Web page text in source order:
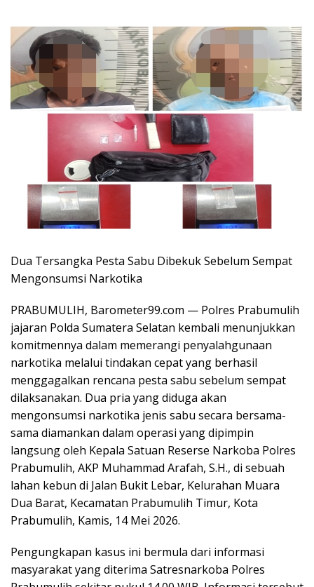
Dua Tersangka Pesta Sabu Dibekuk Sebelum Sempat
Mengonsumsi Narkotika
PRABUMULIH, Barometer99.com — Polres Prabumulih
jajaran Polda Sumatera Selatan kembali menunjukkan
komitmennya dalam memerangi penyalahgunaan
narkotika melalui tindakan cepat yang berhasil
menggagalkan rencana pesta sabu sebelum sempat
dilaksanakan. Dua pria yang diduga akan
mengonsumsi narkotika jenis sabu secara bersama-
sama diamankan dalam operasi yang dipimpin
langsung oleh Kepala Satuan Reserse Narkoba Polres
Prabumulih, AKP Muhammad Arafah, S.H., di sebuah
lahan kebun di Jalan Bukit Lebar, Kelurahan Muara
Dua Barat, Kecamatan Prabumulih Timur, Kota
Prabumulih, Kamis, 14 Mei 2026.
Pengungkapan kasus ini bermula dari informasi
masyarakat yang diterima Satresnarkoba Polres